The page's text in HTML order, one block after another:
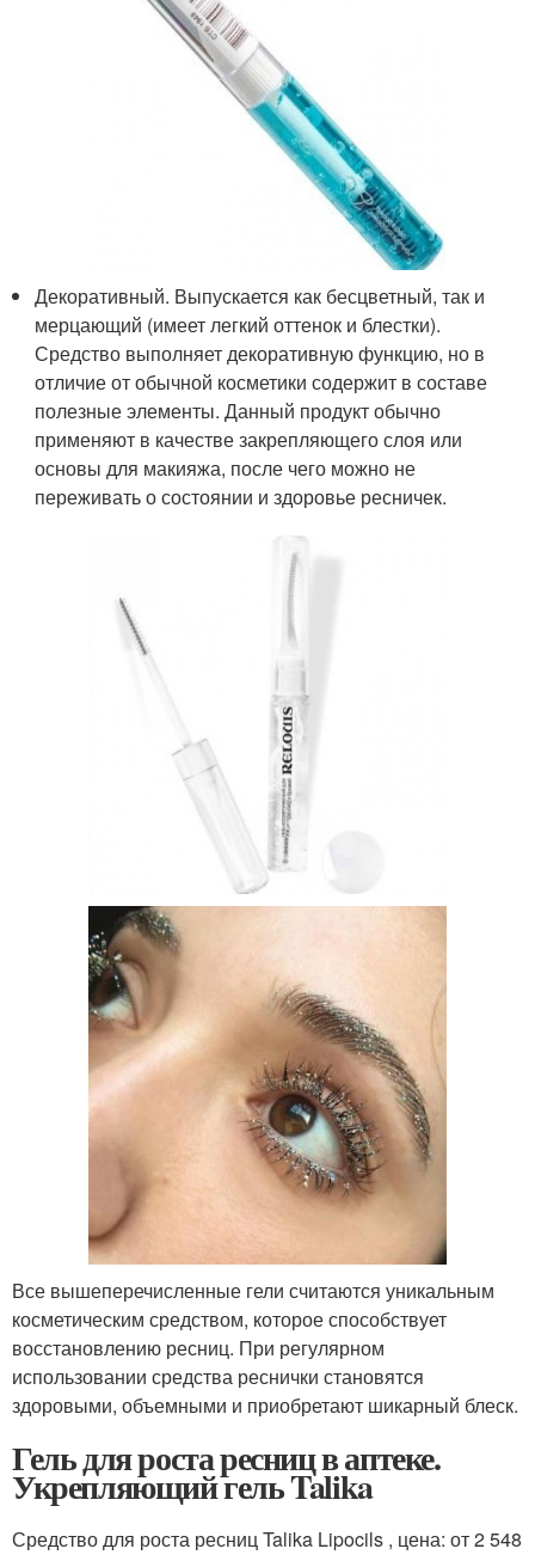
Декоративный. Выпускается как бесцветный, так и
мерцающий (имеет легкий оттенок и блестки).
Средство выполняет декоративную функцию, но в
отличие от обычной косметики содержит в составе
полезные элементы. Данный продукт обычно
применяют в качестве закрепляющего слоя или
основы для макияжа, после чего можно не
переживать о состоянии и здоровье ресничек.
Все вышеперечисленные гели считаются уникальным
косметическим средством, которое способствует
восстановлению ресниц. При регулярном
использовании средства реснички становятся
здоровыми, объемными и приобретают шикарный блеск.
Гель для роста ресниц в аптеке.
Укрепляющий гель Talika
Средство для роста ресниц Talika Lipocils , цена: от 2 548